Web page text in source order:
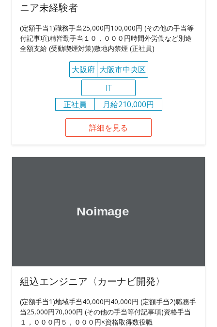
ニア未経験者
(定額手当1)職務手当25,000円100,000円 (その他の手当等
付記事項)精皆勤手当１０，０００円時間外労働など別途
全額支給 (受動喫煙対策)敷地内禁煙 (正社員)
大阪府 大阪市中央区
IT
正社員
月給210,000円
詳細を見る
組込エンジニア〈カーナビ開発〉
(定額手当1)地域手当40,000円40,000円 (定額手当2)職務手
当25,000円70,000円 (その他の手当等付記事項)資格手当
１，０００円５，０００円×資格取得数役職